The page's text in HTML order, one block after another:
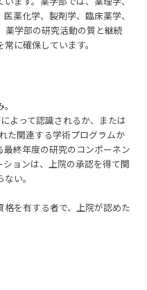
薬化学、製剤学、臨床薬学、
薬学部の研究活動の質と継続
に確保しています。
よって認識されるか、または
た関連する学術プログラムか
終年度の研究のコンポーネン
ョンは、上院の承認を得て関
い。
を有する者で、上院が認めた